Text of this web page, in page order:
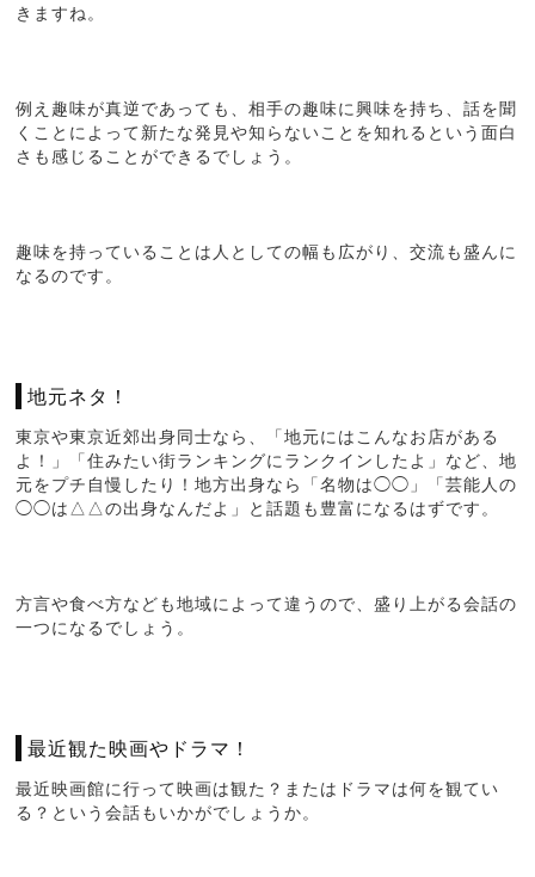
きますね。
例え趣味が真逆であっても、相手の趣味に興味を持ち、話を聞
くことによって新たな発見や知らないことを知れるという面白
さも感じることができるでしょう。
趣味を持っていることは人としての幅も広がり、交流も盛んに
なるのです。
地元ネタ！
東京や東京近郊出身同士なら、「地元にはこんなお店がある
よ！」「住みたい街ランキングにランクインしたよ」など、地
元をプチ自慢したり！地方出身なら「名物は◯◯」「芸能人の
◯◯は△△の出身なんだよ」と話題も豊富になるはずです。
方言や食べ方なども地域によって違うので、盛り上がる会話の
一つになるでしょう。
最近観た映画やドラマ！
最近映画館に行って映画は観た？またはドラマは何を観てい
る？という会話もいかがでしょうか。